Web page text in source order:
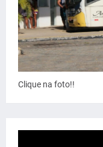
Clique na foto!!